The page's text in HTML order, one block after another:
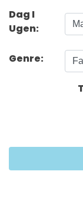
Dag I
Ugen:
Genre: